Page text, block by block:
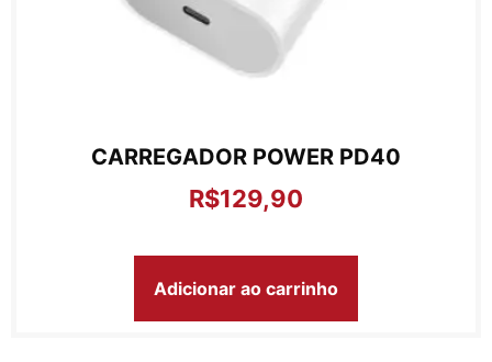
CARREGADOR POWER PD40
R$129,90
Adicionar ao carrinho